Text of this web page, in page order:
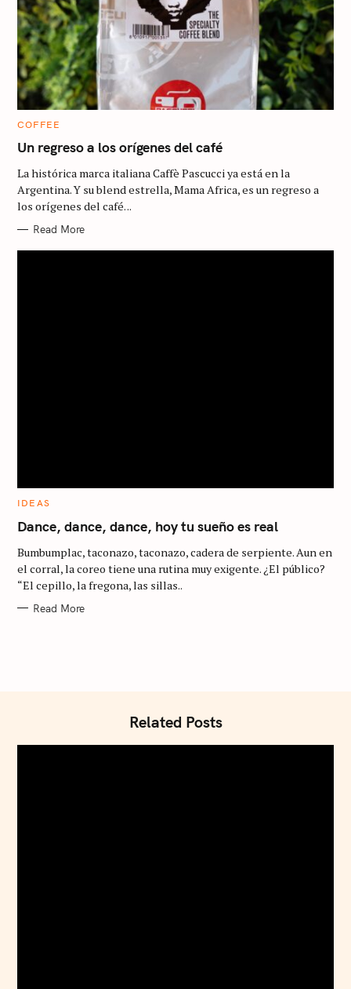
C
T
E
O
R
I
E
COFFEE
Un regreso a los orígenes del café
La histórica marca italiana Caffè Pascucci ya está en la
Argentina. Y su blend estrella, Mama Africa, es un regreso a
los orígenes del café. ..
Read More
C
T
E
O
R
I
E
IDEAS
Dance, dance, dance, hoy tu sueño es real
Bumbumplac, taconazo, taconazo, cadera de serpiente. Aun en
el corral, la coreo tiene una rutina muy exigente. ¿El público?
“El cepillo, la fregona, las sillas..
Read More
Related Posts